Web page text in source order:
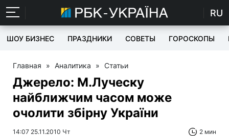
RU
ШОУ БИЗНЕС ПРАЗДНИКИ СОВЕТЫ ГОРОСКОПЫ
Главная » Аналитика » Статьи
Джерело: М.Луческу
найближчим часом може
очолити збірну України
14:07 25.11.2010 Чт 2 мин